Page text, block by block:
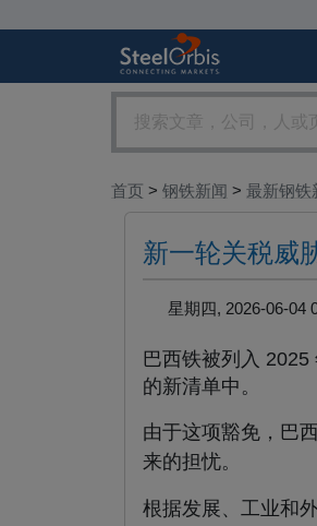
首页 > 钢铁新闻 > 最新钢铁
新一轮关税威
星期四, 2026-06-
巴西铁被列入
的新清单中。
由于这项豁免，巴
来的担忧。
根据发展、工业和